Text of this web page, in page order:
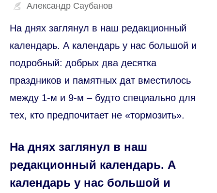
Александр Саубанов
На днях заглянул в наш редакционный
календарь. А календарь у нас большой и
подробный: добрых два десятка
праздников и памятных дат вместилось
между 1-м и 9-м – будто специально для
тех, кто предпочитает не «тормозить».
На днях заглянул в наш
редакционный календарь. А
календарь у нас большой и